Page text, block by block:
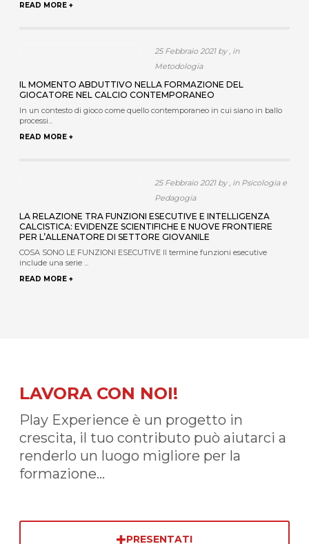
READ MORE +
25 Febbraio 2021 by , in
Metodologia
IL MOMENTO ABDUTTIVO NELLA FORMAZIONE DEL
GIOCATORE NEL CALCIO CONTEMPORANEO
In un contesto di gioco come quello contemporaneo in cui siano in ballo
processi...
READ MORE +
25 Febbraio 2021 by , in Psicologia e
Pedagogia
LA RELAZIONE TRA FUNZIONI ESECUTIVE E INTELLIGENZA
CALCISTICA: EVIDENZE SCIENTIFICHE E NUOVE FRONTIERE
PER L’ALLENATORE DI SETTORE GIOVANILE
COSA SONO LE FUNZIONI ESECUTIVE Il termine funzioni esecutive
include una serie ...
READ MORE +
LAVORA CON NOI!
Play Experience è un progetto in
crescita, il tuo contributo può aiutarci a
renderlo un luogo migliore per la
formazione...
PRESENTATI